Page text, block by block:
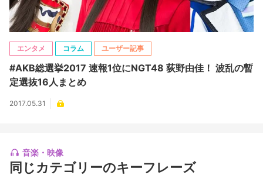
エンタメ コラム ユーザー記事
#AKB総選挙2017 速報1位にNGT48 荻野由佳！ 波乱の暫
定選抜16人まとめ
2017.05.31
音楽・映像
同じカテゴリーのキーフレーズ